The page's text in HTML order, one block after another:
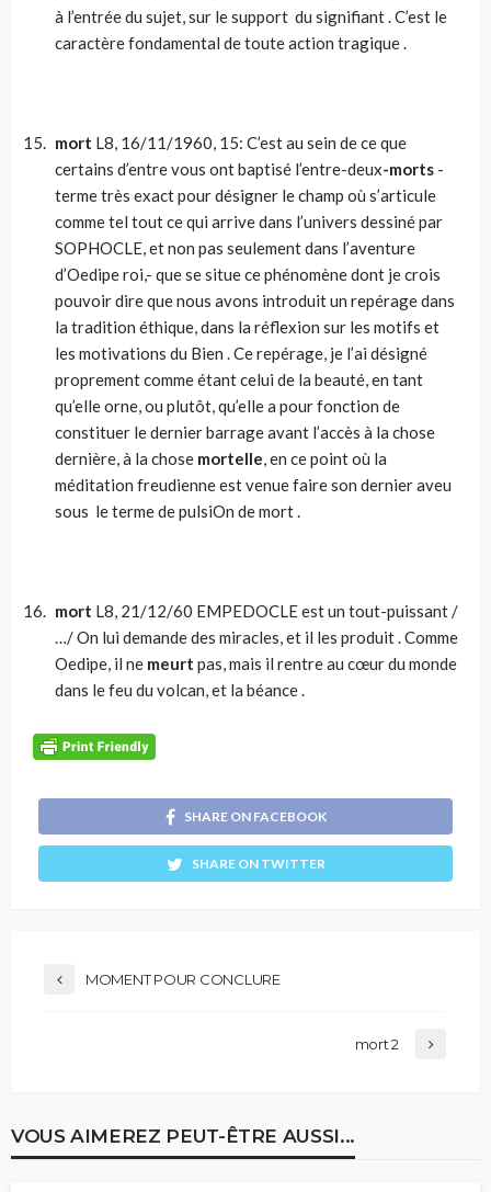
à l’entrée du sujet, sur le support du signifiant . C’est le
caractère fondamental de toute action tragique .
mort L8, 16/11/1960, 15: C’est au sein de ce que
certains d’entre vous ont baptisé l’entre-deux-morts -
terme très exact pour désigner le champ où s’articule
comme tel tout ce qui arrive dans l’univers dessiné par
SOPHOCLE, et non pas seulement dans l’aventure
d’Oedipe roi,- que se situe ce phénomène dont je crois
pouvoir dire que nous avons introduit un repérage dans
la tradition éthique, dans la réflexion sur les motifs et
les motivations du Bien . Ce repérage, je l’ai désigné
proprement comme étant celui de la beauté, en tant
qu’elle orne, ou plutôt, qu’elle a pour fonction de
constituer le dernier barrage avant l’accès à la chose
dernière, à la chose mortelle, en ce point où la
méditation freudienne est venue faire son dernier aveu
sous le terme de pulsiOn de mort .
mort L8, 21/12/60 EMPEDOCLE est un tout-puissant /
…/ On lui demande des miracles, et il les produit . Comme
Oedipe, il ne meurt pas, mais il rentre au cœur du monde
dans le feu du volcan, et la béance .
SHARE ON FACEBOOK
SHARE ON TWITTER
MOMENT POUR CONCLURE
mort 2
VOUS AIMEREZ PEUT-ÊTRE AUSSI...